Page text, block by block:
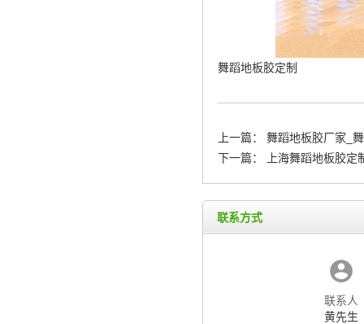
舞蹈地板胶定制
上一篇：
舞蹈地板胶厂家_
下一篇：
上海舞蹈地板胶
联系方式
联系人
黄先生